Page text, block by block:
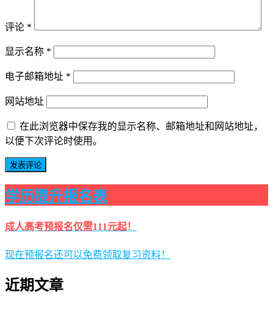
评论 *
显示名称 *
电子邮箱地址 *
网站地址
在此浏览器中保存我的显示名称、邮箱地址和网站地址，
以便下次评论时使用。
学历提升报名表
成人高考预报名仅需111元起！
现在预报名还可以免费领取复习资料！
近期文章